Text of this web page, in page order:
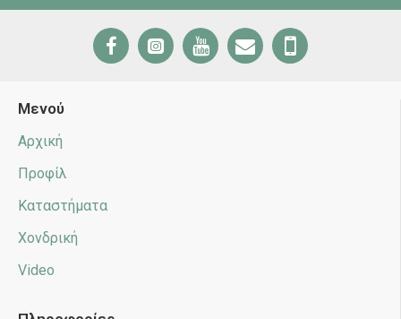
Μενού
Αρχική
Προφίλ
Καταστήματα
Χονδρική
Video